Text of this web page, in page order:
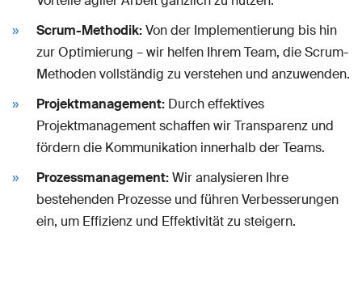
Scrum-Methodik:Von der Implementierung bis hin
zur Optimierung – wir helfen Ihrem Team, die Scrum-
Methoden vollständig zu verstehen und anzuwenden.
Projektmanagement: Durch effektives
Projektmanagement schaffen wir Transparenz und
fördern die Kommunikation innerhalb der Teams.
Prozessmanagement:Wir analysieren Ihre
bestehenden Prozesse und führen Verbesserungen
ein, um Effizienz und Effektivität zu steigern.